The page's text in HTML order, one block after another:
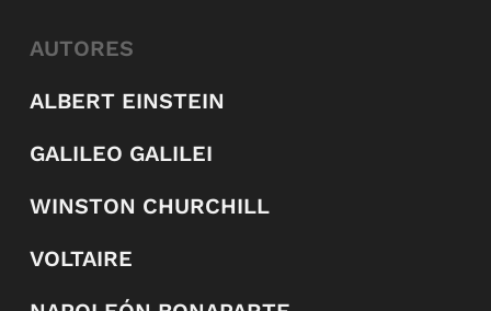
AUTORES
ALBERT EINSTEIN
GALILEO GALILEI
WINSTON CHURCHILL
VOLTAIRE